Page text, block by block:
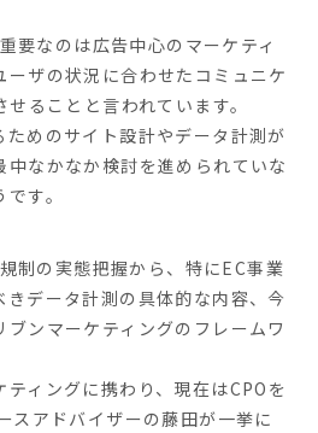
要なのは広告中心のマーケティ
ーザの状況に合わせたコミュニケ
ることと言われています。
めのサイト設計やデータ計測が
なかなか検討を進められていな
す。
制の実態把握から、特にEC事業
データ計測の具体的な内容、今
ンマーケティングのフレームワ
ィングに携わり、現在はCPOを
スアドバイザーの藤田が一挙に